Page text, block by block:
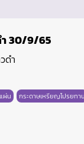
ำ 30/9/65
ดำ
ผ่น กระดาษเหรียญโปรยทาน